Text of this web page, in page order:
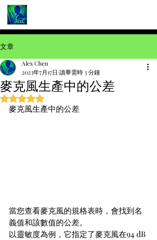
文章
麥克風生產中的公差
Alex Chen
2023年7月17日 讀畢需時 3 分鐘
評等為 NaN（最高為 5 顆星）。
麥克風生產中的公差
當您查看麥克風的規格表時，會找到名
義值和該數值的公差。
以靈敏度為例，它指定了麥克風在94 dB